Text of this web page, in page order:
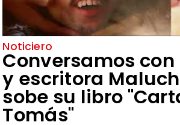
Noticiero
Conversamos
y escritora
sobe su libro
Tomás"